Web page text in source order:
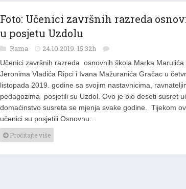
Foto: Učenici završnih razreda
u posjetu Uzdolu
Rama 24.10.2019. 15:32h
Učenici završnih razreda osnovnih škola Marka Marulića
Jeronima Vladića Ripci i Ivana Mažuranića Gračac u
listopada 2019. godine sa svojim nastavnicima,
pedagozima posjetili su Uzdol. Ovo je bio deseti susret
domaćinstvo susreta se mjenja svake godine. Tijekom
učenici su posjetili Osnovnu…
Pročitajte više